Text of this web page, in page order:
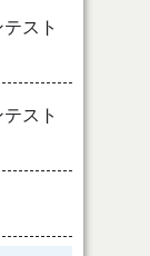
スト
スト